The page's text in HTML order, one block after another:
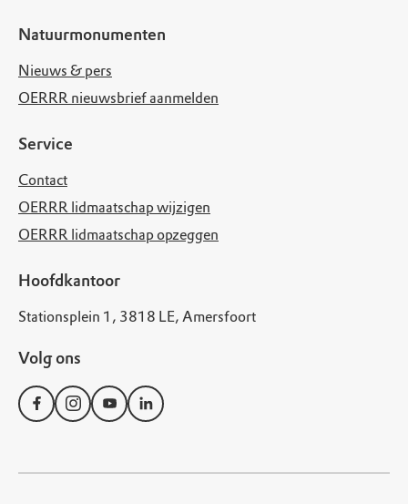
Natuurmonumenten
Nieuws & pers
OERRR nieuwsbrief aanmelden
Service
Contact
OERRR lidmaatschap wijzigen
OERRR lidmaatschap opzeggen
Hoofdkantoor
Stationsplein 1, 3818 LE, Amersfoort
Volg ons